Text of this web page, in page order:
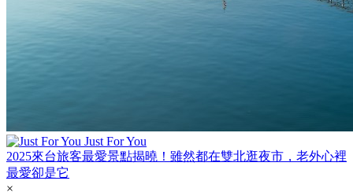
Just For You
2025來台旅客最愛景點揭曉！雖然都在雙北逛夜市，老外心裡
最愛卻是它
×